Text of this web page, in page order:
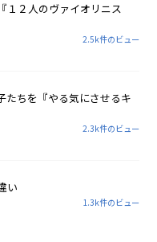
１２人のヴァイオリニス
2.5k件のビュー
たちを『やる気にさせるキ
2.3k件のビュー
い
1.3k件のビュー